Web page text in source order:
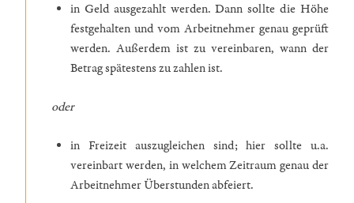
in Geld ausgezahlt werden. Dann sollte die Höhe
festgehalten und vom Arbeitnehmer genau geprüft
werden. Außerdem ist zu vereinbaren, wann der
Betrag spätestens zu zahlen ist.
oder
in Freizeit auszugleichen sind; hier sollte u.a.
vereinbart werden, in welchem Zeitraum genau der
Arbeitnehmer Überstunden abfeiert.